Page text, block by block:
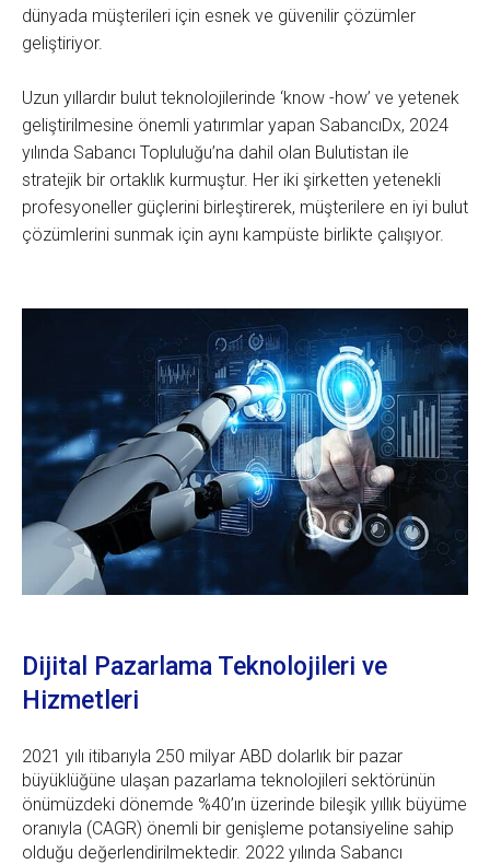
dünyada müşterileri için esnek ve güvenilir çözümler
geliştiriyor.
Uzun yıllardır bulut teknolojilerinde ‘know -how’ ve yetenek
geliştirilmesine önemli yatırımlar yapan SabancıDx, 2024
yılında Sabancı Topluluğu’na dahil olan Bulutistan ile
stratejik bir ortaklık kurmuştur. Her iki şirketten yetenekli
profesyoneller güçlerini birleştirerek, müşterilere en iyi bulut
çözümlerini sunmak için aynı kampüste birlikte çalışıyor.
Dijital Pazarlama Teknolojileri ve
Hizmetleri
2021 yılı itibarıyla 250 milyar ABD dolarlık bir pazar
büyüklüğüne ulaşan pazarlama teknolojileri sektörünün
önümüzdeki dönemde %40’ın üzerinde bileşik yıllık büyüme
oranıyla (CAGR) önemli bir genişleme potansiyeline sahip
olduğu değerlendirilmektedir. 2022 yılında Sabancı